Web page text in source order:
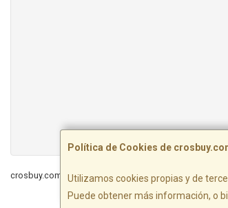
Política de Cookies de
Utilizamos cookies propias y de
Puede obtener más información, o
crosbuy.com © 2026